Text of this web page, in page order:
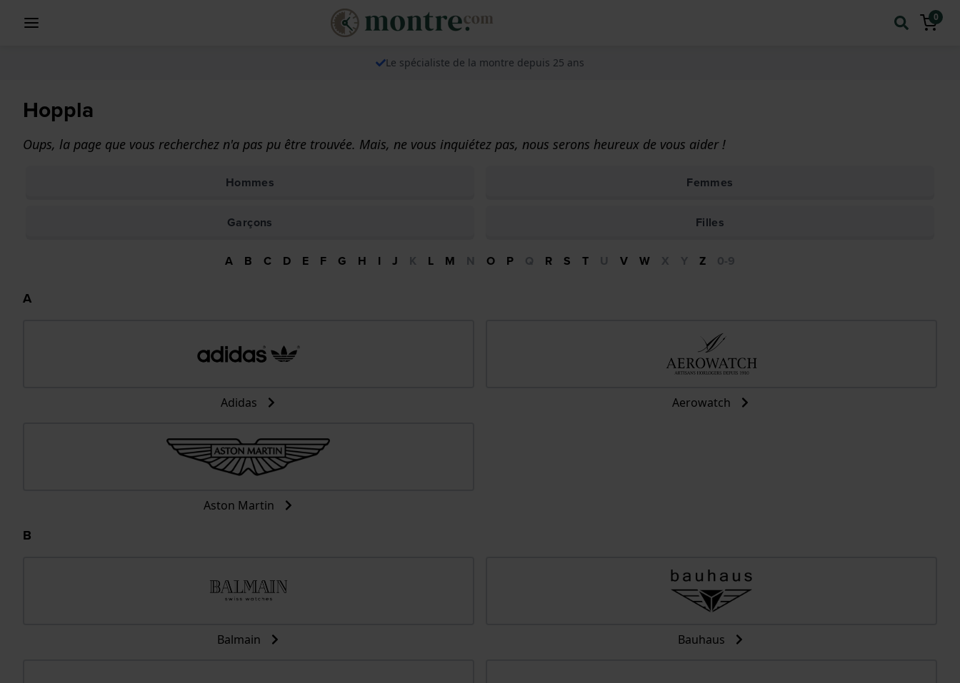
0
Le spécialiste de la montre depuis 25 ans
Hoppla
Oups, la page que vous recherchez n'a pas pu être trouvée. Mais, ne vous inquiétez pas, nous serons heureux de vous aider !
Hommes Femmes
Garçons Filles
A B C D E F G H I J K L M N O P Q R S T U V W X Y Z 0-9
A
Adidas Aerowatch
Aston Martin
B
Balmain Bauhaus